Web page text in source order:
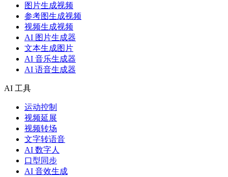
图片生成视频
参考图生成视频
视频生成视频
AI 图片生成器
文本生成图片
AI 音乐生成器
AI 语音生成器
AI 工具
运动控制
视频延展
视频转场
文字转语音
AI 数字人
口型同步
AI 音效生成